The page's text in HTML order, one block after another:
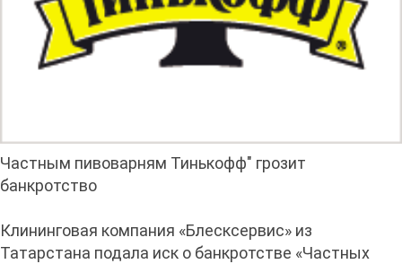
Частным пивоварням Тинькофф" грозит
банкротство
Клининговая компания «Блесксервис» из
Татарстана подала иск о банкротстве «Частных